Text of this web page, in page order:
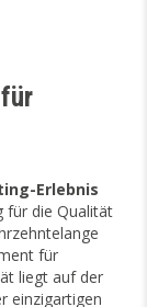
Erlebnis
für die Qualität
für
liegt auf der
einzigartigen